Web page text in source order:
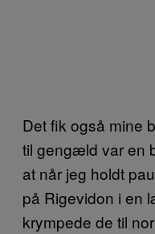
Det fik også mine
til gengæld var en
at når jeg holdt
på Rigevidon i en
krympede de til